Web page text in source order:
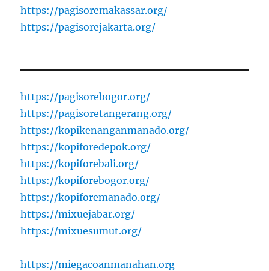
https://pagisoremakassar.org/
https://pagisorejakarta.org/
https://pagisorebogor.org/
https://pagisoretangerang.org/
https://kopikenanganmanado.org/
https://kopiforedepok.org/
https://kopiforebali.org/
https://kopiforebogor.org/
https://kopiforemanado.org/
https://mixuejabar.org/
https://mixuesumut.org/
https://miegacoanmanahan.org